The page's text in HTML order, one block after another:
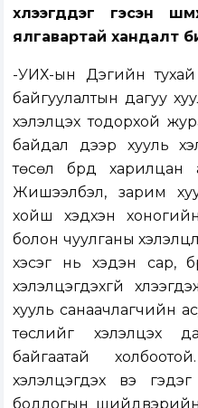
хүлээгддэг гэсэн
ялгавартай хандалт
-УИХ-ын Дэгийн тухай
байгуулалтын дагуу
хэлэлцэх тодорхой
байдал дээр хууль
төсөл бүрд харилцан
Жишээлбэл, зарим
хойш хэдхэн
болон чуулганы
хэсэг нь хэдэн сар,
хэлэлцэгдэхгүй
хууль санаачлагчийн
төслийг хэлэлцэх
байгаатай
хэлэлцэгдэх вэ
бодлогын